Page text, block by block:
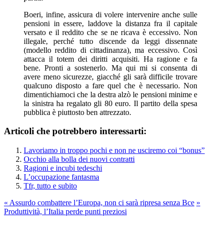
Boeri, infine, assicura di volere intervenire anche sulle
pensioni in essere, laddove la distanza fra il capitale
versato e il reddito che se ne ricava è eccessivo. Non
illegale, perché tutto discende da leggi dissennate
(modello reddito di cittadinanza), ma eccessivo. Così
attacca il totem dei diritti acquisiti. Ha ragione e fa
bene. Pronti a sostenerlo. Ma qui mi si consenta di
avere meno sicurezze, giacché gli sarà difficile trovare
qualcuno disposto a fare quel che è necessario. Non
dimentichiamoci che la destra alzò le pensioni minime e
la sinistra ha regalato gli 80 euro. Il partito della spesa
pubblica è piuttosto ben attrezzato.
Articoli che potrebbero interessarti:
Lavoriamo in troppo pochi e non ne usciremo coi “bonus”
Occhio alla bolla dei nuovi contratti
Ragioni e incubi tedeschi
L’occupazione fantasma
Tfr, tutto e subito
« Assurdo combattere l’Europa, non ci sarà ripresa senza Bce »
Produttività, l’Italia perde punti preziosi